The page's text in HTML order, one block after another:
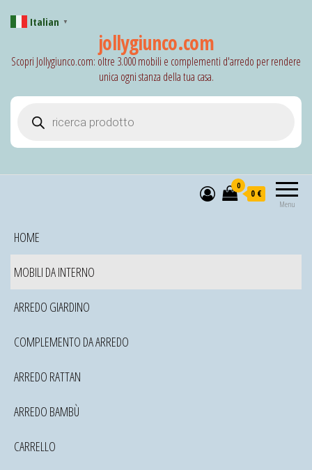
jollygiunco.com
Scopri Jollygiunco.com: oltre 3.000 mobili e complementi d'arredo per rendere
unica ogni stanza della tua casa.
Menu
0
0 €
HOME
MOBILI DA INTERNO
ARREDO GIARDINO
COMPLEMENTO DA ARREDO
ARREDO RATTAN
ARREDO BAMBÙ
CARRELLO
Italian ▼